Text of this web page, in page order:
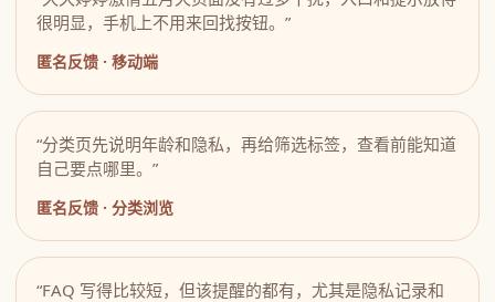
很明显，手机上不用来回找按钮。”
匿名反馈 · 移动端
“分类页先说明年龄和隐私，再给筛选标签，查看前能知道
自己要点哪里。”
匿名反馈 · 分类浏览
“FAQ 写得比较短，但该提醒的都有，尤其是隐私记录和